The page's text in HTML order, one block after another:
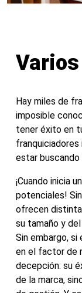
Hay miles de
imposible
tener éxito en
estar
¡Cuando inicia
potenciales!
ofrecen
su tamaño y
Sin embargo, si
en el factor de
decepción: su
de la marca,